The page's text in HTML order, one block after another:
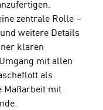
zentrale Rolle –
weitere Details
klaren
mit allen
als
Maßarbeit mit